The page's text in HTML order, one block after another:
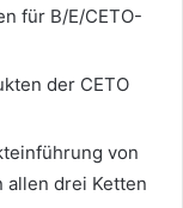
für B/E/CETO-
der CETO
von
allen drei Ketten